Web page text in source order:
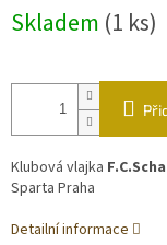
cena:
Skladem (1 ks)
Klubová vlajka
Sparta Praha
Detailní informace